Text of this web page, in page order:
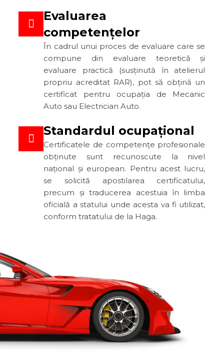
Evaluarea
competențelor
În cadrul unui proces de evaluare care se
compune din evaluare teoretică și
evaluare practică (susținută în atelierul
propriu acreditat RAR), pot să obțină un
certificat pentru ocupația de Mecanic
Auto sau Electrician Auto.
Standardul ocupațional
Certificatele de competențe profesionale
obținute sunt recunoscute la nivel
național și european. Pentru acest lucru,
se solicită apostilarea certificatului,
precum și traducerea acestuia în limba
oficială a statului unde acesta va fi utilizat,
conform tratatului de la Haga.